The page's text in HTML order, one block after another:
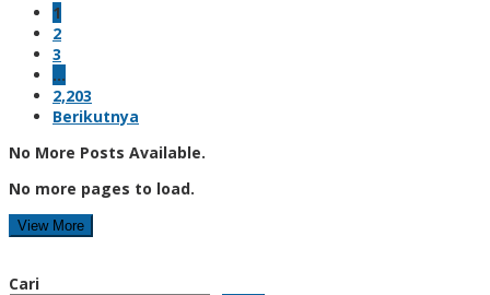
1
2
3
…
2,203
Berikutnya
No More Posts Available.
No more pages to load.
View More
Cari